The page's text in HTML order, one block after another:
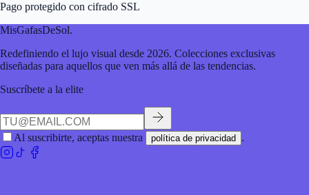
Pago protegido con cifrado SSL
MisGafasDeSol.
Redefiniendo el lujo visual desde 2026. Colecciones exclusivas
diseñadas para aquellos que ven más allá de las tendencias.
Suscríbete a la elite
Al suscribirte, aceptas nuestra política de privacidad .